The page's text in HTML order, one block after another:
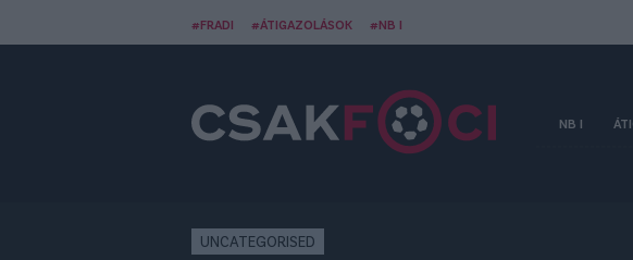
#FRADI #ÁTIGAZOLÁSOK #NB I
NB I
UNCATEGORISED